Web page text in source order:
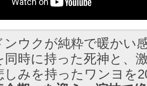
ンウクが純粋で暖かい
同時に持った死神と、
しみを持ったワンヨを